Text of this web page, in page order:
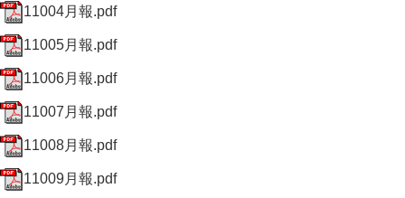
11004月報.pdf
11005月報.pdf
11006月報.pdf
11007月報.pdf
11008月報.pdf
11009月報.pdf